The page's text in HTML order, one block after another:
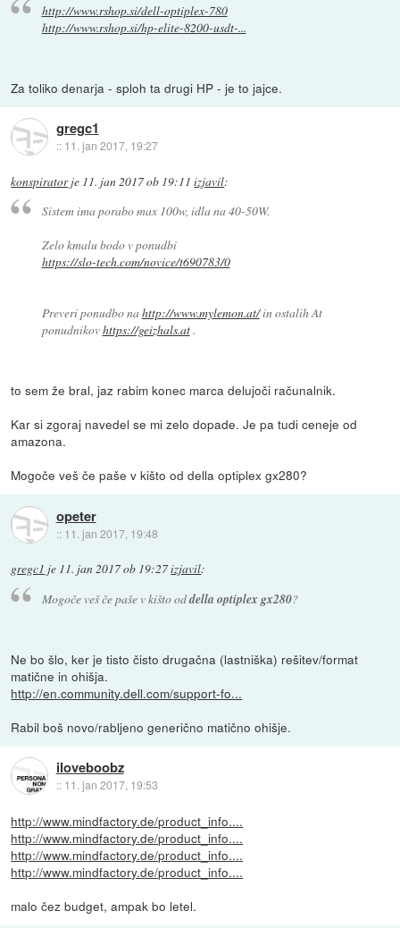
http://www.rshop.si/dell-optiplex-780
http://www.rshop.si/hp-elite-8200-usdt-...
Za toliko denarja - sploh ta drugi HP - je to jajce.
gregc1
:: 11. jan 2017, 19:27
konspiratorje 11. jan 2017 ob 19:11 izjavil:
Sistem ima porabo max 100w, idla na 40-50W.
Zelo kmalu bodo v ponudbi
https://slo-tech.com/novice/t690783/0
Preveri ponudbo nahttp://www.mylemon.at/in ostalih At
ponudnikovhttps://geizhals.at.
to sem že bral, jaz rabim konec marca delujoči računalnik.
Kar si zgoraj navedel se mi zelo dopade. Je pa tudi ceneje od
amazona.
Mogoče veš če paše v kišto od della optiplex gx280?
opeter
:: 11. jan 2017, 19:48
gregc1 je 11. jan 2017 ob 19:27izjavil:
Mogoče veš če paše v kišto oddella optiplex gx280?
Ne bo šlo, ker je tisto čisto drugačna (lastniška) rešitev/format
matične in ohišja.
http://en.community.dell.com/support-fo...
Rabil boš novo/rabljeno generično matično ohišje.
iloveboobz
:: 11. jan 2017, 19:53
http://www.mindfactory.de/product_info....
http://www.mindfactory.de/product_info....
http://www.mindfactory.de/product_info....
http://www.mindfactory.de/product_info....
malo čez budget, ampak bo letel.